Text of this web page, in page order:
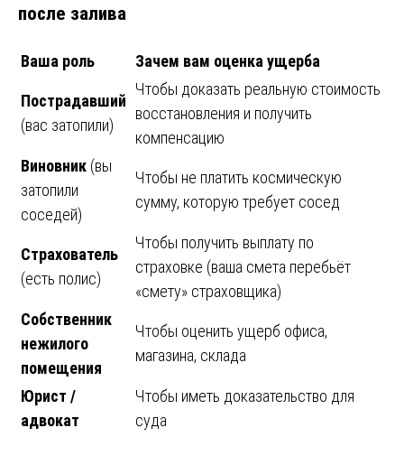
после залива
Ваша роль Зачем вам оценка ущерба
Пострадавший
(вас затопили)
Чтобы доказать реальную стоимость
восстановления и получить
компенсацию
Виновник (вы
затопили
соседей)
Чтобы не платить космическую
сумму, которую требует сосед
Страхователь
(есть полис)
Чтобы получить выплату по
страховке (ваша смета перебьёт
«смету» страховщика)
Собственник
нежилого
помещения
Чтобы оценить ущерб офиса,
магазина, склада
Юрист /
адвокат
Чтобы иметь доказательство для
суда